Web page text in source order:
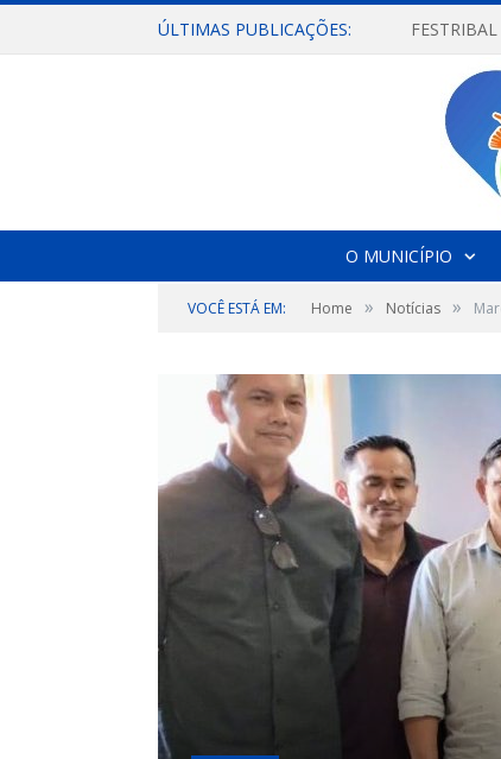
ÚLTIMAS PUBLICAÇÕES:
O MUNICÍPIO
VOCÊ ESTÁ EM: Home » Notícias »